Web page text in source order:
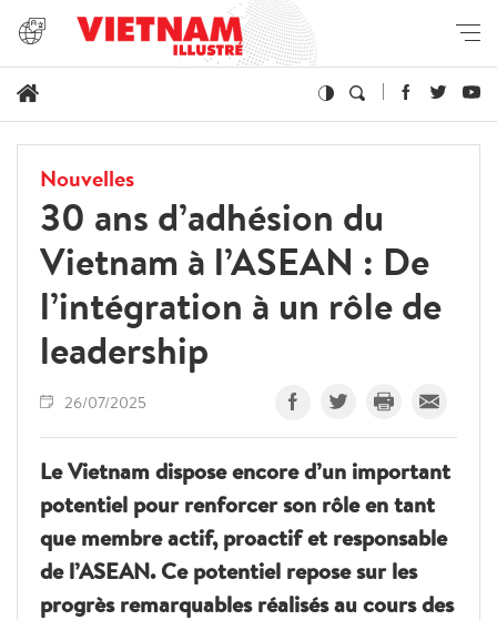
Nouvelles
30 ans d’adhésion du
Vietnam à l’ASEAN : De
l’intégration à un rôle de
leadership
26/07/2025
Le Vietnam dispose encore d’un important
potentiel pour renforcer son rôle en tant
que membre actif, proactif et responsable
de l’ASEAN. Ce potentiel repose sur les
progrès remarquables réalisés au cours des